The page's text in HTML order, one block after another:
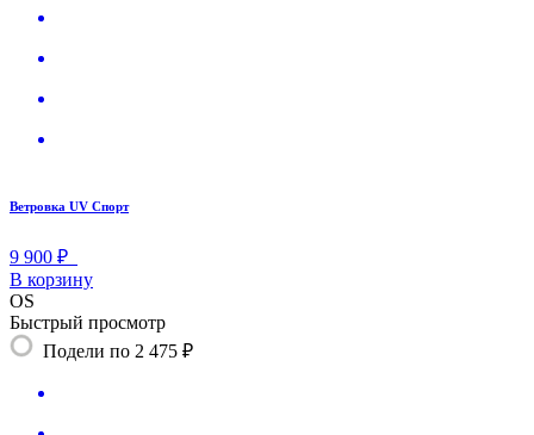
Ветровка UV Спорт
9 900 ₽
В корзину
OS
Быстрый просмотр
Подели по 2 475 ₽